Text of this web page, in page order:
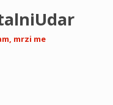
mrzi me